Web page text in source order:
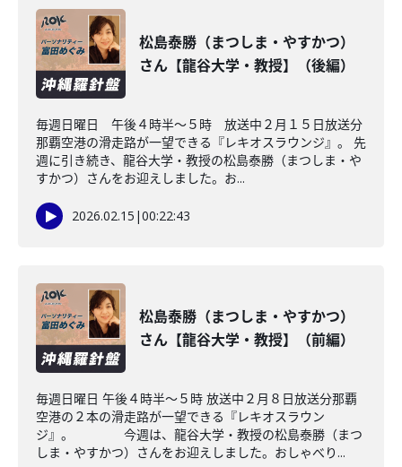
松島泰勝（まつしま・やすかつ）
さん【龍谷大学・教授】（後編）
毎週日曜日 午後４時半～５時 放送中２月１５日放送分
那覇空港の滑走路が一望できる『レキオスラウンジ』。 先
週に引き続き、龍谷大学・教授の松島泰勝（まつしま・や
すかつ）さんをお迎えしました。お...
2026.02.15 |00:22:43
松島泰勝（まつしま・やすかつ）
さん【龍谷大学・教授】（前編）
毎週日曜日 午後４時半～５時 放送中２月８日放送分那覇
空港の２本の滑走路が一望できる『レキオスラウン
ジ』。 今週は、龍谷大学・教授の松島泰勝（まつ
しま・やすかつ）さんをお迎えしました。おしゃべり...